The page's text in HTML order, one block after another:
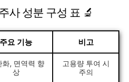
사 성분 구성 표 🔬
주요 기능 비고
화, 면역력 향
상
고용량 투여 시
주의